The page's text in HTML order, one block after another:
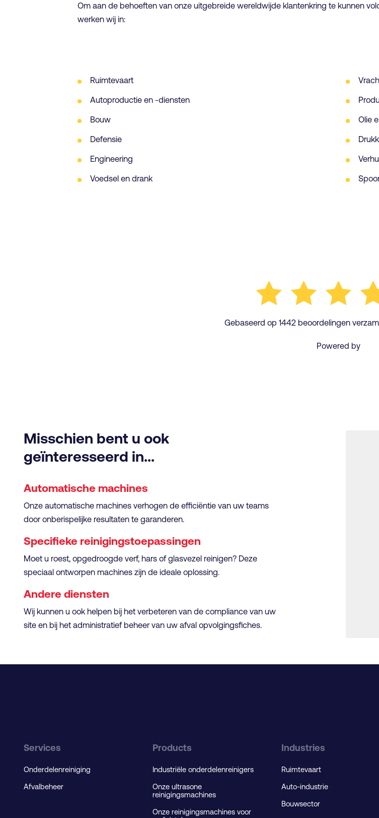
Om aan de behoeften van onze uitgebreide wereldwijde klantenkring te kunnen
werken wij in:
Ruimtevaart
Autoproductie en -diensten
Bouw
Defensie
Engineering
Voedsel en drank
Olie
Gebaseerd op 1442 beoordelingen
Powered by
Misschien bent u ook
geïnteresseerd in...
Automatische machines
Onze automatische machines verhogen de efficiëntie van uw teams
door onberispelijke resultaten te garanderen.
Specifieke reinigingstoepassingen
Moet u roest, opgedroogde verf, hars of glasvezel reinigen? Deze
speciaal ontworpen machines zijn de ideale oplossing.
Andere diensten
Wij kunnen u ook helpen bij het verbeteren van de compliance van uw
site en bij het administratief beheer van uw afval opvolgingsfiches.
Services
Onderdelenreiniging
Afvalbeheer
Products
Industriële onderdelenreinigers
Onze ultrasone
reinigingsmachines
Onze reinigingsmachines voor
Industries
Ruimtevaart
Auto-industrie
Bouwsector